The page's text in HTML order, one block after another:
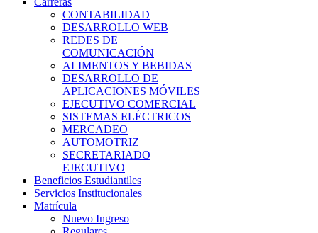
CONTABILIDAD
DESARROLLO WEB
REDES DE
COMUNICACIÓN
ALIMENTOS Y BEBIDAS
DESARROLLO DE
APLICACIONES MÓVILES
EJECUTIVO COMERCIAL
SISTEMAS ELÉCTRICOS
MERCADEO
AUTOMOTRIZ
SECRETARIADO
EJECUTIVO
Beneficios Estudiantiles
Servicios Institucionales
Matrícula
Nuevo Ingreso